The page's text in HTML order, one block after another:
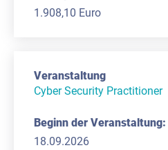
1.908,10 Euro
Cyber Security Practitioner
18.09.2026